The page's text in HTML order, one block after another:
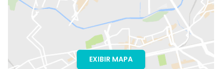
EXIBIR MAPA